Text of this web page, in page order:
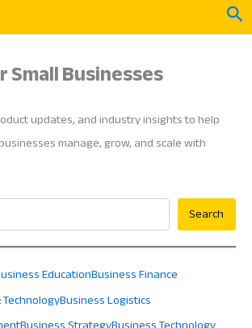
Businesses
updates, and industry insights to help
manage, grow, and scale with
Search
EducationBusiness Finance
Business Logistics